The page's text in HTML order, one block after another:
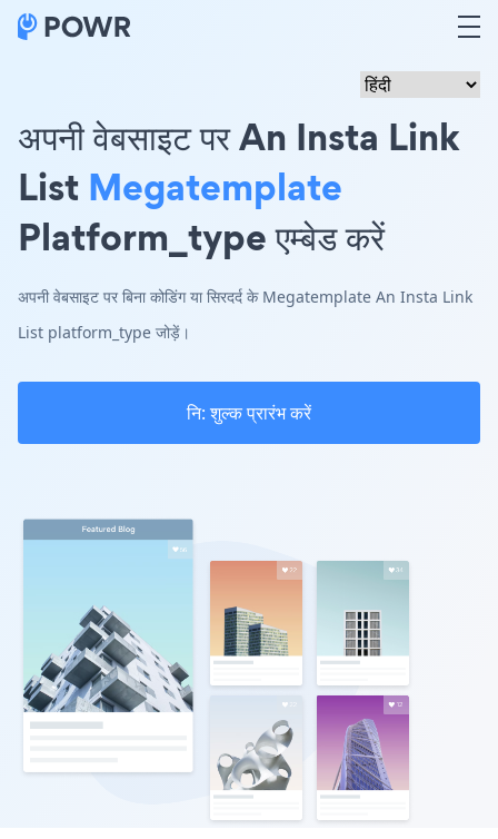
अपनी वेबसाइट पर An Insta Link
List Megatemplate
Platform_type एम्बेड करें
अपनी वेबसाइट पर बिना कोडिंग या सिरदर्द के Megatemplate An Insta Link
List platform_type जोड़ें।
नि: शुल्क प्रारंभ करें